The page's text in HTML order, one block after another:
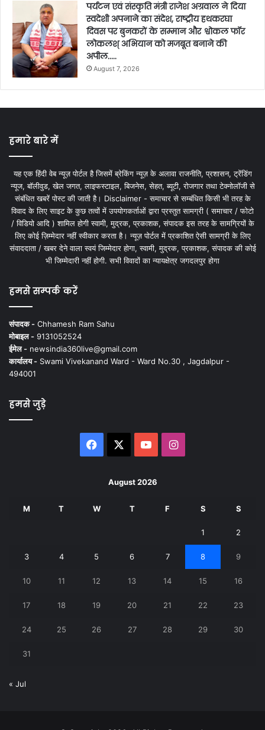
पर्यटन एवं संस्कृति मंत्री राजेश अग्रवाल ने दिया
स्वदेशी अपनाने का संदेश, राष्ट्रीय हथकरघा
दिवस पर बुनकरों के सम्मान और श्वोकल फॉर
लोकलश् अभियान को मजबूत बनाने की
अपील…..
August 7, 2026
हमारे बारे में
यह एक हिंदी वेब न्यूज़ पोर्टल है जिसमें ब्रेकिंग न्यूज़ के अलावा राजनीति, प्रशासन, ट्रेंडिंग
न्यूज, बॉलीवुड, खेल जगत, लाइफस्टाइल, बिजनेस, सेहत, ब्यूटी, रोजगार तथा टेक्नोलॉजी से
संबंधित खबरें पोस्ट की जाती है। Disclaimer - समाचार से सम्बंधित किसी भी तरह के
विवाद के लिए साइट के कुछ तत्वों में उपयोगकर्ताओं द्वारा प्रस्तुत सामग्री ( समाचार / फोटो
/ विडियो आदि ) शामिल होगी स्वामी, मुद्रक, प्रकाशक, संपादक इस तरह के सामग्रियों के
लिए कोई ज़िम्मेदार नहीं स्वीकार करता है। न्यूज़ पोर्टल में प्रकाशित ऐसी सामग्री के लिए
संवाददाता / खबर देने वाला स्वयं जिम्मेदार होगा, स्वामी, मुद्रक, प्रकाशक, संपादक की कोई
भी जिम्मेदारी नहीं होगी. सभी विवादों का न्यायक्षेत्र जगदलपुर होगा
हमसे सम्पर्क करें
संपादक - Chhamesh Ram Sahu
मोबाइल - 9131052524
ईमेल - newsindia360live@gmail.com
कार्यालय - Swami Vivekanand Ward - Ward No.30 , Jagdalpur -
494001
हमसे जुड़े
Facebook YouTubeInstagram
August 2026
M T W T F S S
1 2
3 4 5 6 7 8 9
10 11 12 13 14 15 16
17 18 19 20 21 22 23
24 25 26 27 28 29 30
31
« Jul